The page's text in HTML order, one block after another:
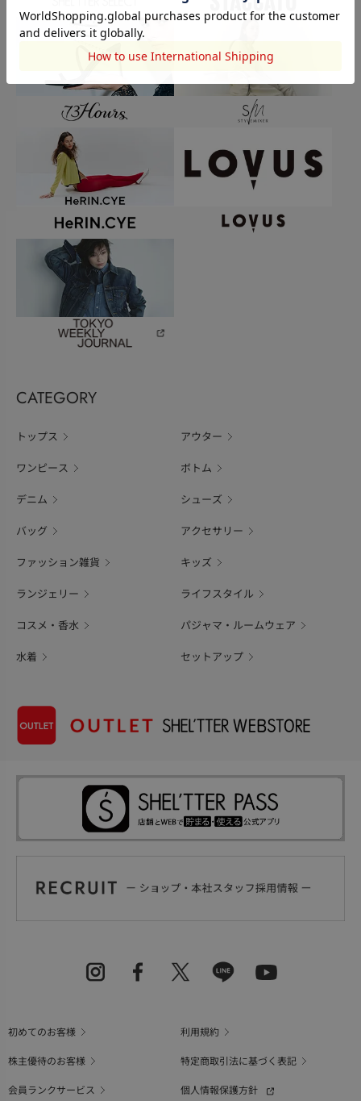
CATEGORY
トップス アウター
ワンピース ボトム
デニム シューズ
バッグ アクセサリー
ファッション雑貨 キッズ
ランジェリー ライフスタイル
コスメ・香水 パジャマ・ルームウェア
水着 セットアップ
初めてのお客様
利用規約
株主優待のお客様
特定商取引法に基づく表記
会員ランクサービス
個人情報保護方針